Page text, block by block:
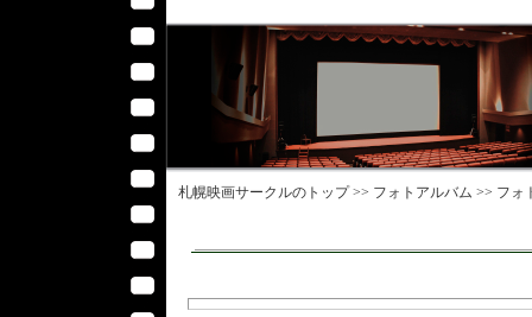
札幌映画サークルのトップ >> フォトアルバム >> フォ